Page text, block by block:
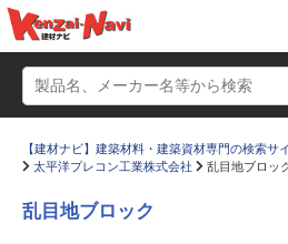
【建材ナビ】建築材料・建築資材専門の検索サ
太平洋プレコン工業株式会社
乱目地ブロッ
乱目地ブロック